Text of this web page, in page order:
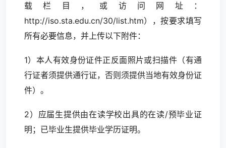
载栏目，或访问网址：
http://iso.sta.edu.cn/30/list.htm），按要求填写
所有必要信息，并上传以下附件：
1）本人有效身份证件正反面照片或扫描件（有通
行证者须提供通行证，否则须提供当地有效身份证
件）。
2）应届生提供由在读学校出具的在读/预毕业证
明；已毕业生提供毕业学历证明。